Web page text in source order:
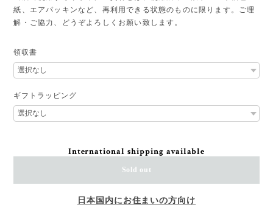
紙、エアパッキンなど、再利用できる状態のものに限ります。ご理
解・ご協力、どうぞよろしくお願い致します。
領収書
ギフトラッピング
International shipping available
Sold out
日本国内にお住まいの方向け